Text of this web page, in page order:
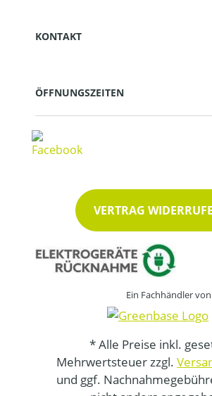
KONTAKT
ÖFFNUNGSZEITEN
VERTRAG
Ein Fachhändler von
* Alle Preise inkl.
Mehrwertsteuer zzgl.
und ggf.